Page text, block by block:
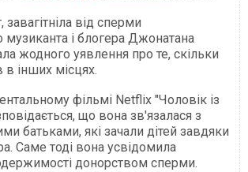
завагітніла від сперми
музиканта і блогера Джонатана
жодного уявлення про те, скільки
в інших місцях.
фільмі Netflix "Чоловік із
що вона зв'язалася з
батьками, які зачали дітей завдяки
Саме тоді вона усвідомила
донорством сперми.